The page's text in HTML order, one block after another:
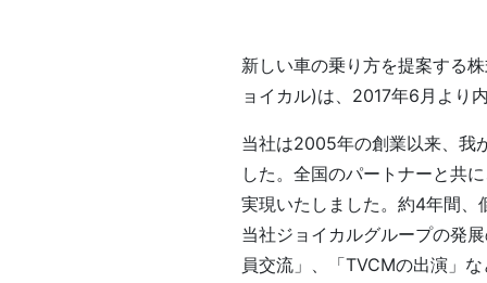
新しい車の乗り方を提案する
ョイカル)は、2017年6月より
当社は2005年の創業以来、我
した。全国のパートナーと共
実現いたしました。約4年間、
当社ジョイカルグループの発
員交流」、「TVCMの出演」